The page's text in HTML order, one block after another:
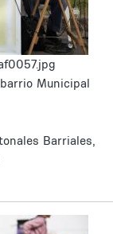
Municipal
Barriales,